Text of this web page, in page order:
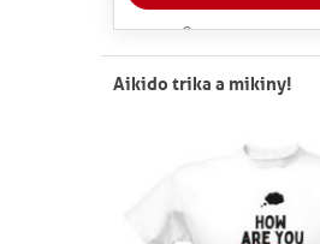
Aikido trika a mikiny!